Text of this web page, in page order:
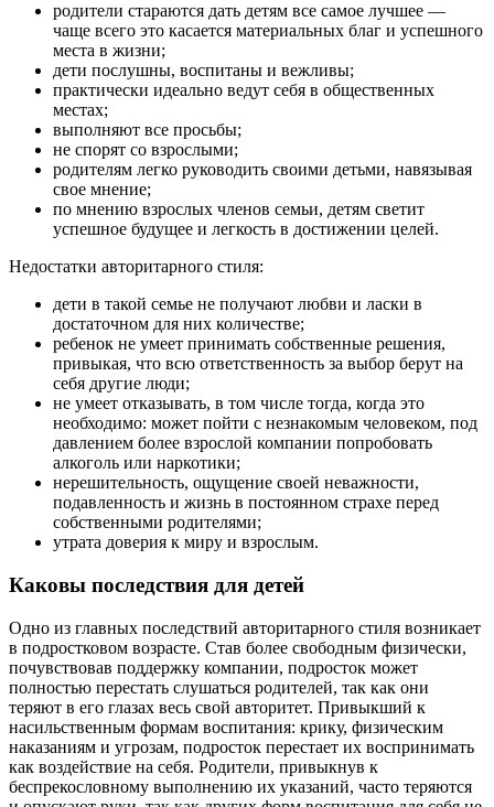
родители стараются дать детям все самое лучшее —
чаще всего это касается материальных благ и успешного
места в жизни;
дети послушны, воспитаны и вежливы;
практически идеально ведут себя в общественных
местах;
выполняют все просьбы;
не спорят со взрослыми;
родителям легко руководить своими детьми, навязывая
свое мнение;
по мнению взрослых членов семьи, детям светит
успешное будущее и легкость в достижении целей.
Недостатки авторитарного стиля:
дети в такой семье не получают любви и ласки в
достаточном для них количестве;
ребенок не умеет принимать собственные решения,
привыкая, что всю ответственность за выбор берут на
себя другие люди;
не умеет отказывать, в том числе тогда, когда это
необходимо: может пойти с незнакомым человеком, под
давлением более взрослой компании попробовать
алкоголь или наркотики;
нерешительность, ощущение своей неважности,
подавленность и жизнь в постоянном страхе перед
собственными родителями;
утрата доверия к миру и взрослым.
Каковы последствия для детей
Одно из главных последствий авторитарного стиля возникает
в подростковом возрасте. Став более свободным физически,
почувствовав поддержку компании, подросток может
полностью перестать слушаться родителей, так как они
теряют в его глазах весь свой авторитет. Привыкший к
насильственным формам воспитания: крику, физическим
наказаниям и угрозам, подросток перестает их воспринимать
как воздействие на себя. Родители, привыкнув к
беспрекословному выполнению их указаний, часто теряются